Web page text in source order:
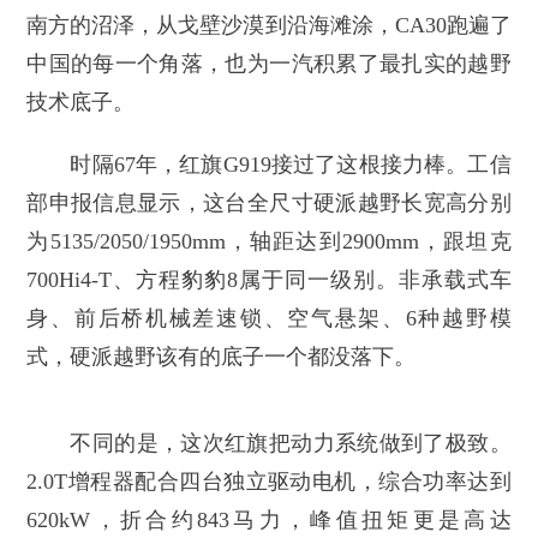
南方的沼泽，从戈壁沙漠到沿海滩涂，CA30跑遍了
中国的每一个角落，也为一汽积累了最扎实的越野
技术底子。
时隔67年，红旗G919接过了这根接力棒。工信
部申报信息显示，这台全尺寸硬派越野长宽高分别
为5135/2050/1950mm，轴距达到2900mm，跟坦克
700Hi4-T、方程豹豹8属于同一级别。非承载式车
身、前后桥机械差速锁、空气悬架、6种越野模
式，硬派越野该有的底子一个都没落下。
不同的是，这次红旗把动力系统做到了极致。
2.0T增程器配合四台独立驱动电机，综合功率达到
620kW，折合约843马力，峰值扭矩更是高达